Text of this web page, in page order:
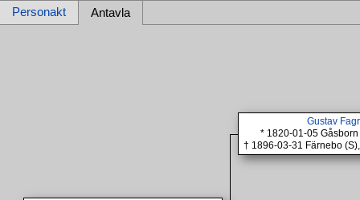
Personakt Antavla
Gustav
* 1820-01-05
† 1896-03-31 Färnebo